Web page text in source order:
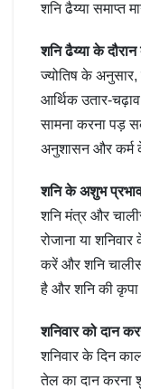
शनि ढैय्या समाप्त
शनि ढैय्या के
ज्योतिष के
आर्थिक उतार-
सामना करना पड़
अनुशासन और कर्म
शनि के अशुभ
शनि मंत्र और
रोजाना या
करें और शनि
है और शनि की कृपा
शनिवार को दान
शनिवार के दिन
तेल का दान करना